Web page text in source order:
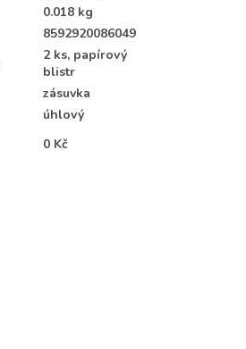
0.018 kg
8592920086049
2 ks, papírový
blistr
zásuvka
úhlový
0 Kč